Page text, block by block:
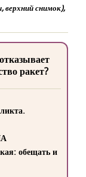
верхний снимок),
ракет?
обещать и